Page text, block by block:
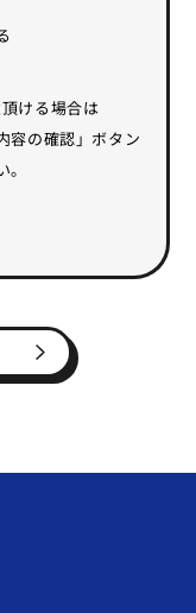
ける場合は
容の確認」ボタン